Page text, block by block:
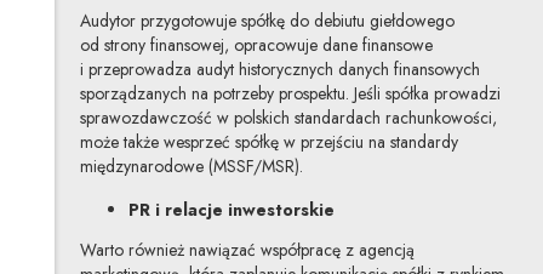
Audytor przygotowuje spółkę do debiutu giełdowego
od strony finansowej, opracowuje dane finansowe
i przeprowadza audyt historycznych danych finansowych
sporządzanych na potrzeby prospektu. Jeśli spółka prowadzi
sprawozdawczość w polskich standardach rachunkowości,
może także wesprzeć spółkę w przejściu na standardy
międzynarodowe (MSSF/MSR).
PR i relacje inwestorskie
Warto również nawiązać współpracę z agencją